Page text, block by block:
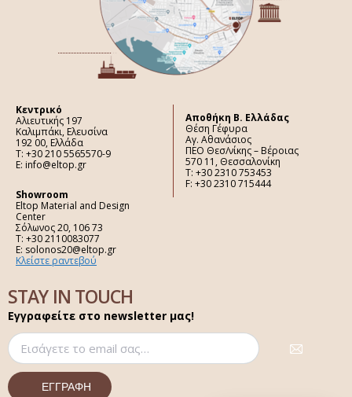
Κεντρικό
Αλιευτικής 197
Καλιμπάκι, Ελευσίνα
192 00, Ελλάδα
Τ: +30 210 5565570-9
E: info@eltop.gr
Showroom
Eltop Material and Design
Center
Σόλωνος 20, 106 73
Τ: +30 2110083077
E: solonos20@eltop.gr
Κλείστε ραντεβού
Aποθήκη Β. Ελλάδας
Θέση Γέφυρα
Αγ. Αθανάσιος
ΠΕΟ Θεσ/νίκης – Βέροιας
570 11, Θεσσαλονίκη
Τ: +30 2310 753453
F: +30 2310 715444
STAY IN TOUCH
Εγγραφείτε στο newsletter μας!